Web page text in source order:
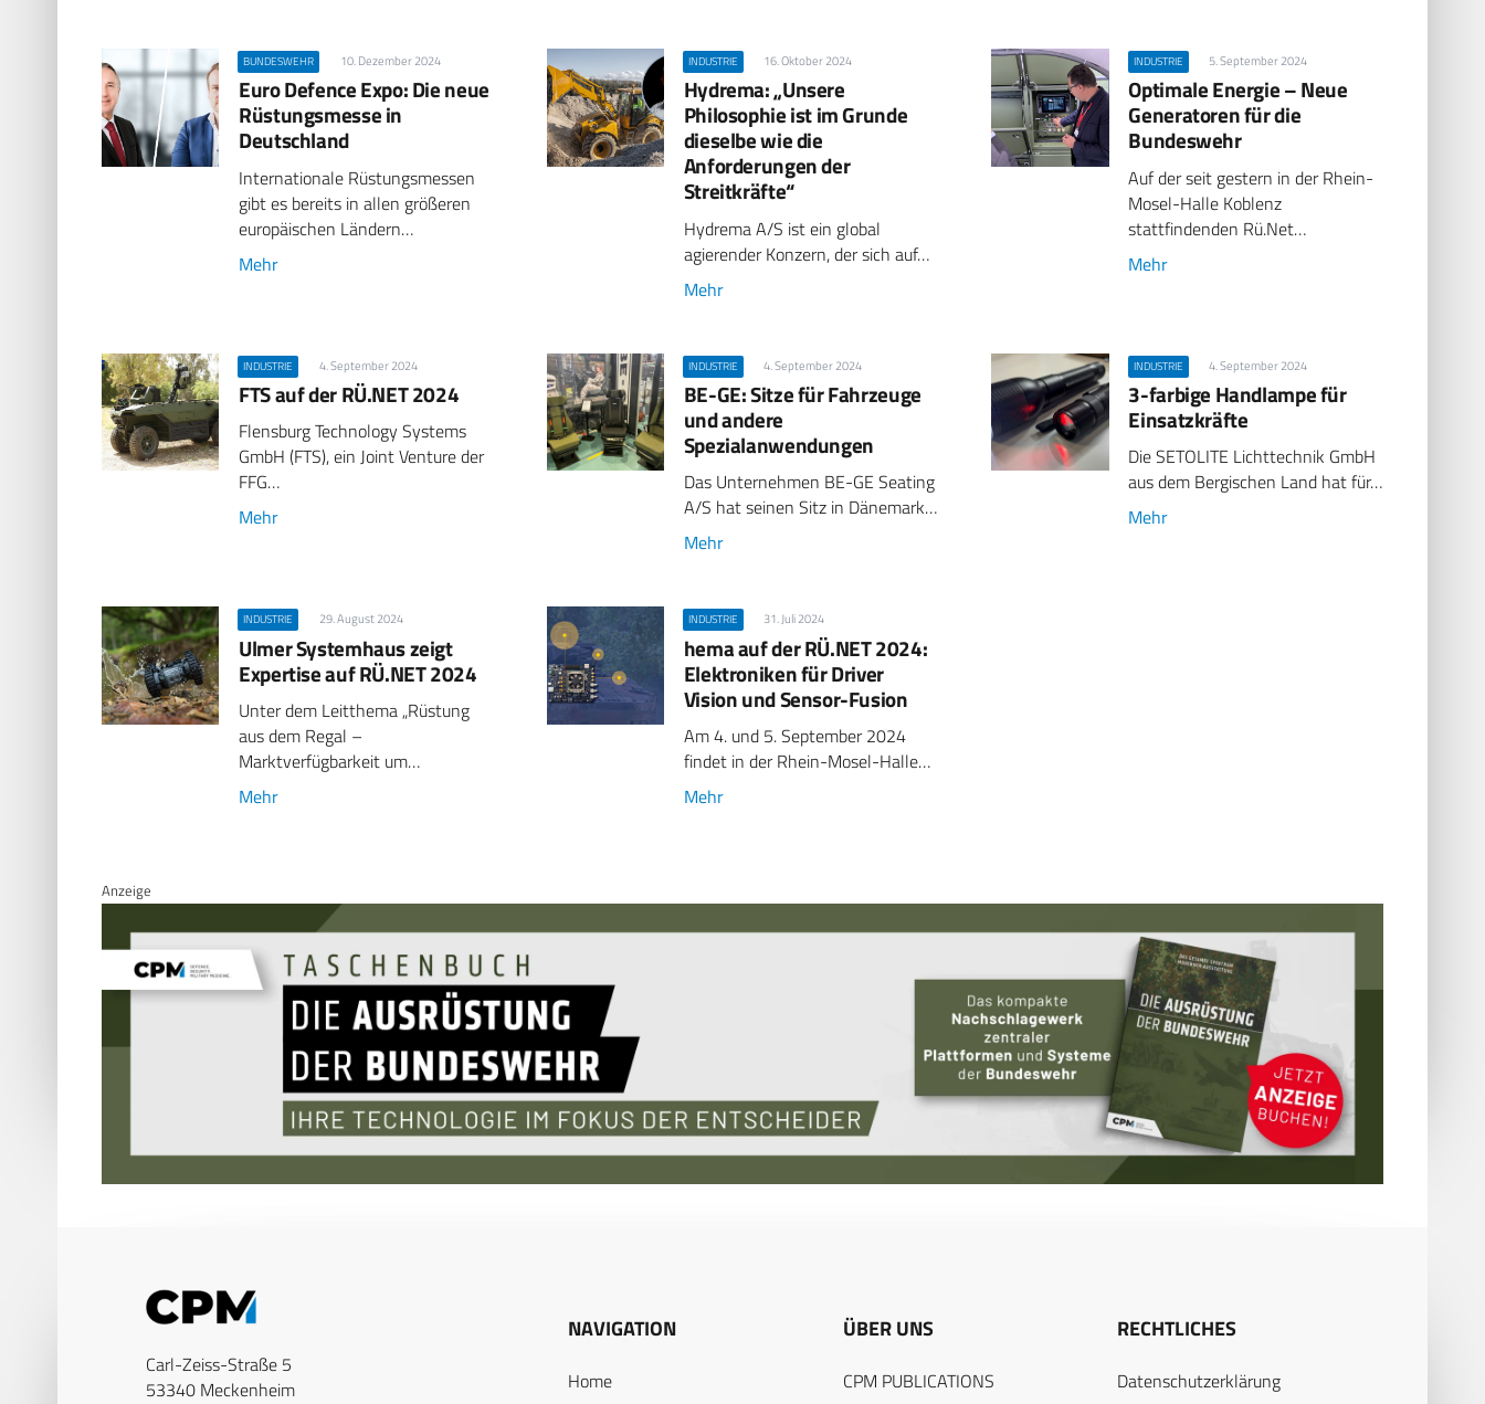
BUNDESWEHR 10. Dezember 2024
Euro Defence Expo: Die neue
Rüstungsmesse in
Deutschland
Internationale Rüstungsmessen
gibt es bereits in allen größeren
europäischen Ländern…
Mehr
INDUSTRIE 16. Oktober 2024
Hydrema: „Unsere
Philosophie ist im Grunde
dieselbe wie die
Anforderungen der
Streitkräfte“
Hydrema A/S ist ein global
agierender Konzern, der sich auf…
Mehr
INDUSTRIE 5. September 2024
Optimale Energie – Neue
Generatoren für die
Bundeswehr
Auf der seit gestern in der Rhein-
Mosel-Halle Koblenz
stattfindenden Rü.Net…
Mehr
INDUSTRIE 4. September 2024
FTS auf der RÜ.NET 2024
Flensburg Technology Systems
GmbH (FTS), ein Joint Venture der
FFG…
Mehr
INDUSTRIE 4. September 2024
BE-GE: Sitze für Fahrzeuge
und andere
Spezialanwendungen
Das Unternehmen BE-GE Seating
A/S hat seinen Sitz in Dänemark…
Mehr
INDUSTRIE 4. September 2024
3-farbige Handlampe für
Einsatzkräfte
Die SETOLITE Lichttechnik GmbH
aus dem Bergischen Land hat für…
Mehr
INDUSTRIE 29. August 2024
Ulmer Systemhaus zeigt
Expertise auf RÜ.NET 2024
Unter dem Leitthema „Rüstung
aus dem Regal –
Marktverfügbarkeit um…
Mehr
INDUSTRIE 31. Juli 2024
hema auf der RÜ.NET 2024:
Elektroniken für Driver
Vision und Sensor-Fusion
Am 4. und 5. September 2024
findet in der Rhein-Mosel-Halle…
Mehr
Anzeige
Carl-Zeiss-Straße 5
53340 Meckenheim
NAVIGATION
Home
ÜBER UNS
CPM PUBLICATIONS
RECHTLICHES
Datenschutzerklärung